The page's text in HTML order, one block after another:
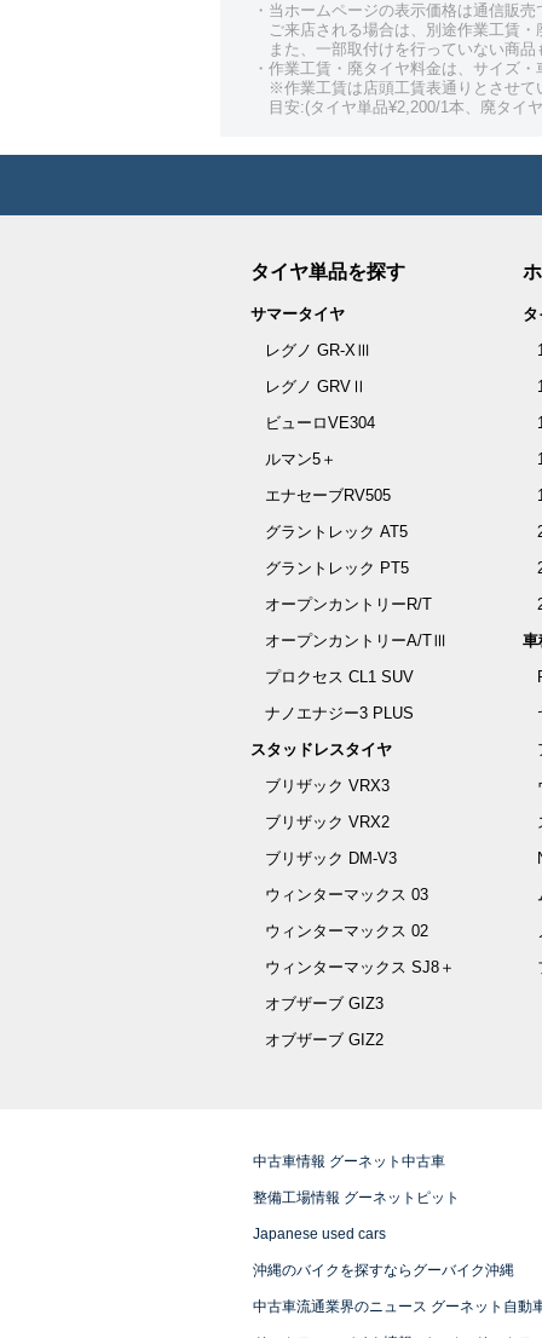
・当ホームページの表示価格は通信販
ご来店される場合は、別途作業工賃
また、一部取付けを行っていない商
・作業工賃・廃タイヤ料金は、サイズ
※作業工賃は店頭工賃表通りとさせて
目安:(タイヤ単品¥2,200/1本、廃タイ
タイヤ単品を探す
サマータイヤ
レグノ GR-XⅢ
レグノ GRVⅡ
ビューロVE304
ルマン5＋
エナセーブRV505
グラントレック AT5
グラントレック PT5
オープンカントリーR/T
オープンカントリーA/TⅢ
プロクセス CL1 SUV
ナノエナジー3 PLUS
スタッドレスタイヤ
ブリザック VRX3
ブリザック VRX2
ブリザック DM-V3
ウィンターマックス 03
ウィンターマックス 02
ウィンターマックス SJ8＋
オブザーブ GIZ3
オブザーブ GIZ2
車
中古車情報 グーネット中古車
整備工場情報 グーネットピット
Japanese used cars
沖縄のバイクを探すならグーバイク沖縄
中古車流通業界のニュース グーネット自動